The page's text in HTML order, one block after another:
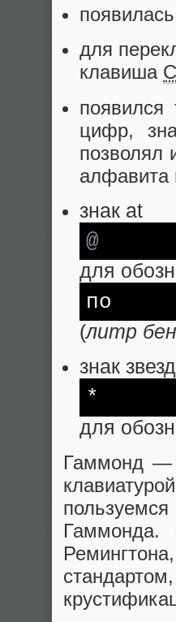
для
клавиша
появился
цифр,
позволял
алфавита
знак at
@
для
по
(литр
знак
*
для
Гаммонд —
Гаммонда.